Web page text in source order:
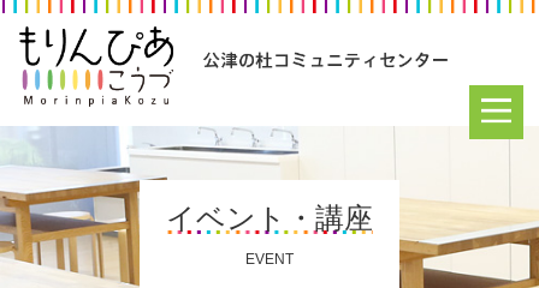
イベント・講座
EVENT